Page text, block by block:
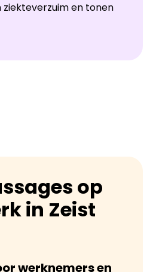
en tonen
op
in Zeist
werknemers en